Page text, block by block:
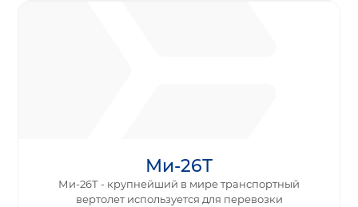
Ми-26Т
Ми-26Т - крупнейший в мире транспортный
вертолет используется для перевозки